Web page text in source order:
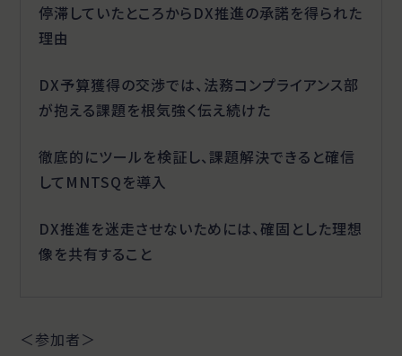
停滞していたところからDX推進の承諾を得られた
理由
DX予算獲得の交渉では、法務コンプライアンス部
が抱える課題を根気強く伝え続けた
徹底的にツールを検証し、課題解決できると確信
してMNTSQを導入
DX推進を迷走させないためには、確固とした理想
像を共有すること
＜参加者＞